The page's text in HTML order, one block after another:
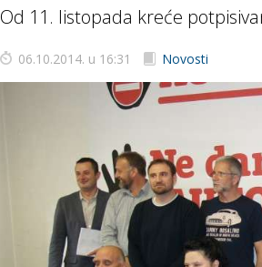
Od 11. listopada kreće
06.10.2014. u 16:31 Novosti